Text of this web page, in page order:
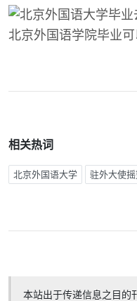
相关热词
北京外国语大学 驻外大使
本站出于传递信息之目的